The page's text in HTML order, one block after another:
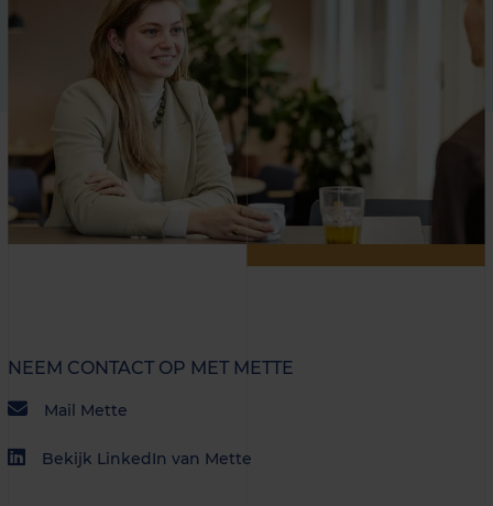
NEEM CONTACT OP MET METTE
Mail Mette
Bekijk LinkedIn van Mette